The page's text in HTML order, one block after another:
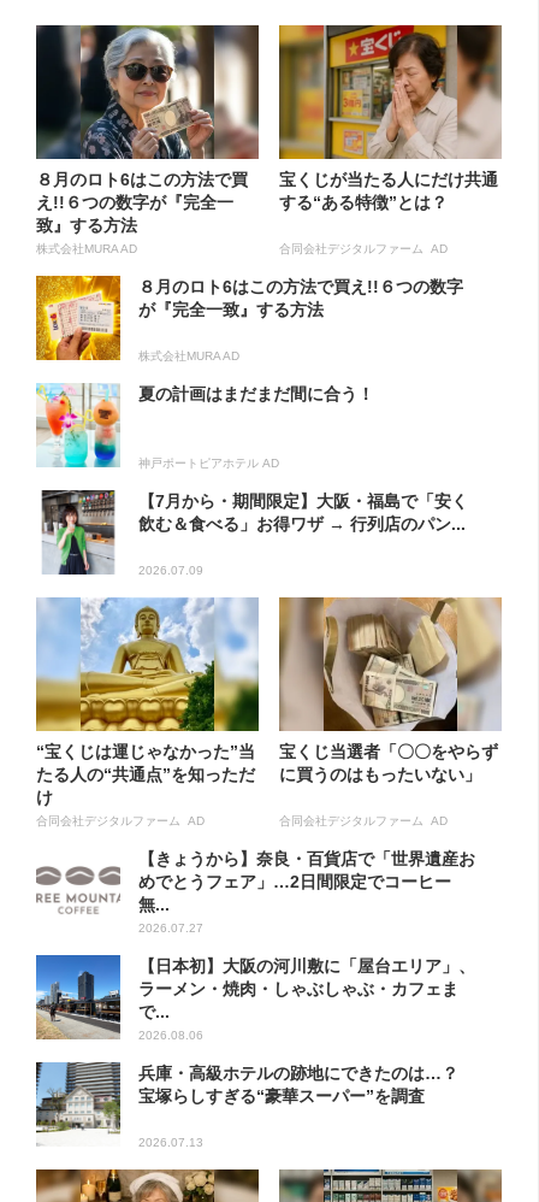
８月のロト6はこの方法で買
え!!６つの数字が『完全一
致』する方法
株式会社MURA AD
宝くじが当たる人にだけ共通
する“ある特徴”とは？
合同会社デジタルファーム AD
８月のロト6はこの方法で買え!!６つの数字
が『完全一致』する方法
株式会社MURA AD
夏の計画はまだまだ間に合う！
神戸ポートピアホテル AD
【7月から・期間限定】大阪・福島で「安く
飲む＆食べる」お得ワザ → 行列店のパン...
2026.07.09
“宝くじは運じゃなかった”当
たる人の“共通点”を知っただ
け
合同会社デジタルファーム AD
宝くじ当選者「〇〇をやらず
に買うのはもったいない」
合同会社デジタルファーム AD
【きょうから】奈良・百貨店で「世界遺産お
めでとうフェア」…2日間限定でコーヒー
無...
2026.07.27
【日本初】大阪の河川敷に「屋台エリア」、
ラーメン・焼肉・しゃぶしゃぶ・カフェま
で...
2026.08.06
兵庫・高級ホテルの跡地にできたのは…？
宝塚らしすぎる“豪華スーパー”を調査
2026.07.13